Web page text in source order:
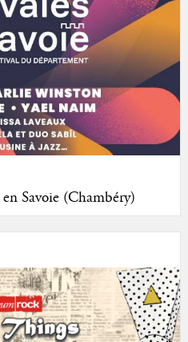
Savoie (Chambéry)